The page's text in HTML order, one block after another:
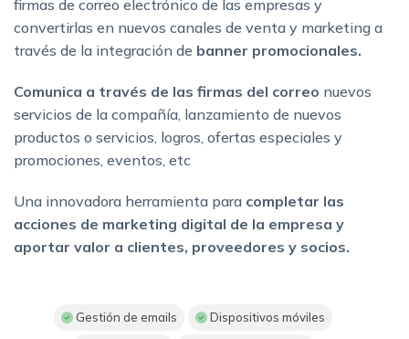
firmas de correo electrónico de las empresas y
convertirlas en nuevos canales de venta y marketing a
través de la integración de banner promocionales.
Comunica a través de las firmas del correo nuevos
servicios de la compañía, lanzamiento de nuevos
productos o servicios, logros, ofertas especiales y
promociones, eventos, etc
Una innovadora herramienta para completar las
acciones de marketing digital de la empresa y
aportar valor a clientes, proveedores y socios.
Gestión de emails Dispositivos móviles